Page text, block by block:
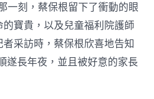
一刻，蔡保根留下了衝動的眼
寶貴，以及兒童福利院護師
采訪時，蔡保根欣喜地告知
遂長年夜，並且被好意的家長